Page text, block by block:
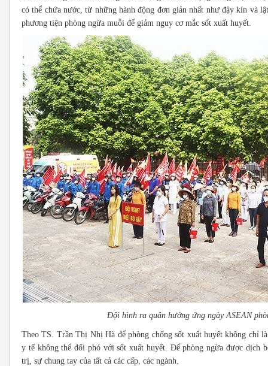
có thể chứa nước, từ những hành động đơn giản nhất như đậy kín và
phương tiện phòng ngừa muỗi để giảm nguy cơ mắc sốt xuất huyết.
Đội hình ra quân hưởng ứng ngày ASEAN
Theo TS. Trần Thị Nhị Hà để phòng chống sốt xuất huyết không chỉ
y tế không thể đối phó với sốt xuất huyết. Để phòng ngừa được dịch
trị, sự chung tay của tất cả các cấp, các ngành.